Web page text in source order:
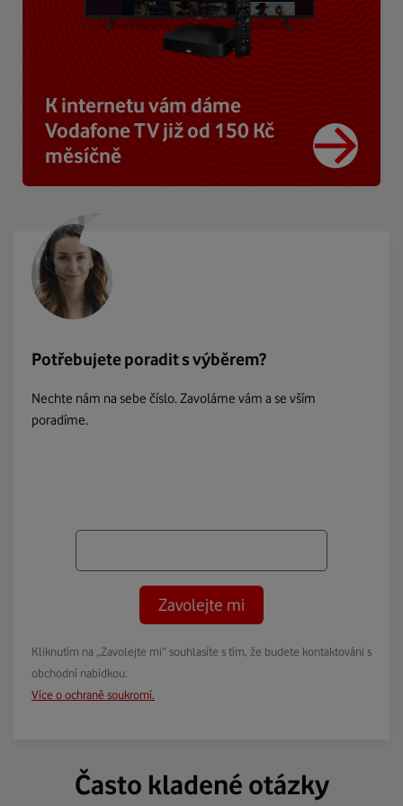
K internetu vám dáme
Vodafone TV již od 150 Kč
měsíčně
Potřebujete poradit s výběrem?
Nechte nám na sebe číslo. Zavoláme vám a se vším
poradíme.
Zavolejte mi
Kliknutím na „Zavolejte mi“ souhlasíte s tím, že budete kontaktováni s
obchodní nabídkou.
Více o ochraně soukromí.
Často kladené otázky